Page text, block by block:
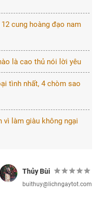
cung hoàng đạo nam
là cao thủ nói lời yêu
tình nhất, 4 chòm sao
vì làm giàu không ngại
Thủy Bùi
buithuy@lichngaytot.com